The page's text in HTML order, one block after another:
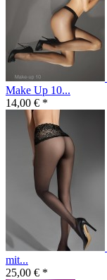
Make Up 10...
14,00 € *
mit...
25,00 € *